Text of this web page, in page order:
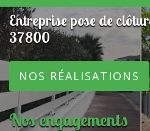
Entreprise pose de
37800
NOS RÉALISATIONS
Nos engagements